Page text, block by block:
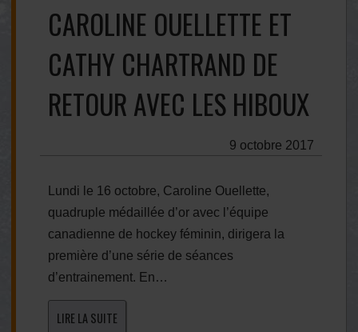
CAROLINE OUELLETTE ET
CATHY CHARTRAND DE
RETOUR AVEC LES HIBOUX
9 octobre 2017
Lundi le 16 octobre, Caroline Ouellette,
quadruple médaillée d’or avec l’équipe
canadienne de hockey féminin, dirigera la
première d’une série de séances
d’entrainement. En…
LIRE LA SUITE